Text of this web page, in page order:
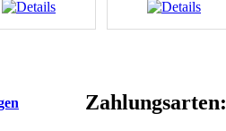
Zahlungsarten: